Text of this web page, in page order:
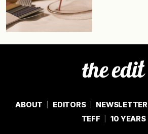
ABOUT EDITORS NEWSLETTER
TEFF
10 YEARS